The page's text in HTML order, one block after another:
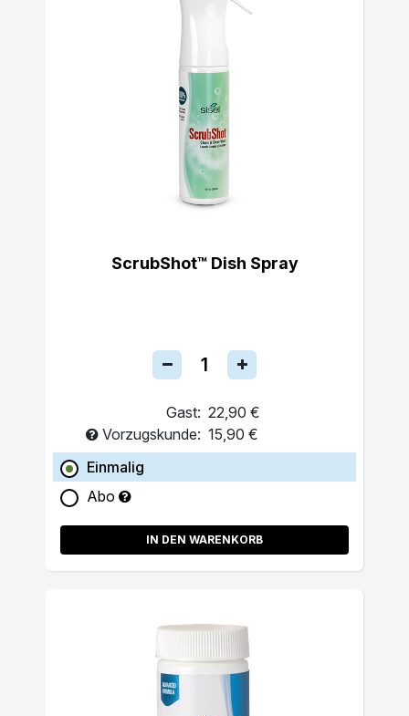
ScrubShot™ Dish Spray
Gast: 22,90 €
Vorzugskunde: 15,90 €
Einmalig
Abo
IN DEN WARENKORB